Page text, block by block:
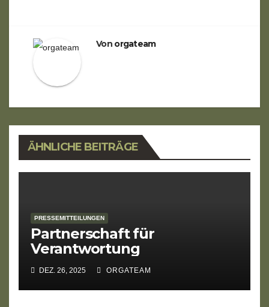
Von orgateam
ÄHNLICHE BEITRÄGE
PRESSEMITTEILUNGEN
Partnerschaft für
Verantwortung
DEZ. 26, 2025 ORGATEAM